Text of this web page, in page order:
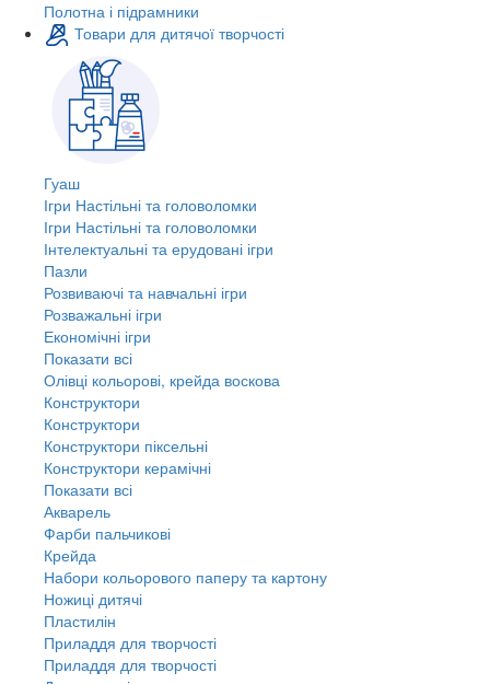
Полотна і підрамники
Товари для дитячої творчості
Гуаш
Ігри Настільні та головоломки
Ігри Настільні та головоломки
Інтелектуальні та ерудовані ігри
Пазли
Розвиваючі та навчальні ігри
Розважальні ігри
Економічні ігри
Показати всі
Олівці кольорові, крейда воскова
Конструктори
Конструктори
Конструктори піксельні
Конструктори керамічні
Показати всі
Акварель
Фарби пальчикові
Крейда
Набори кольорового паперу та картону
Ножиці дитячі
Пластилін
Приладдя для творчості
Приладдя для творчості